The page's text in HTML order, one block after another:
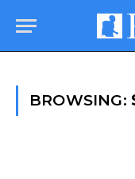
BROWSING: